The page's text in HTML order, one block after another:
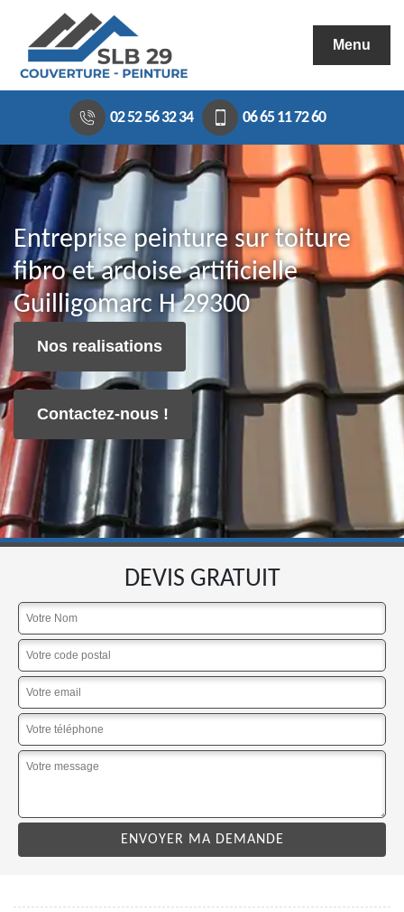
Menu
02 52 56 32 34 06 65 11 72 60
Entreprise peinture sur toiture
fibro et ardoise artificielle
Guilligomarc H 29300
Nos realisations
Contactez-nous !
DEVIS GRATUIT